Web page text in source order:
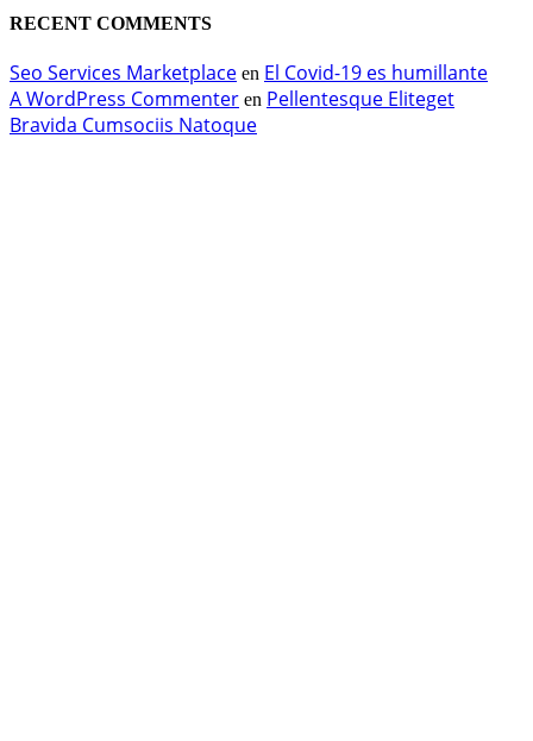
RECENT COMMENTS
Seo Services Marketplace en El Covid-19 es humillante
A WordPress Commenter en Pellentesque Eliteget
Bravida Cumsociis Natoque